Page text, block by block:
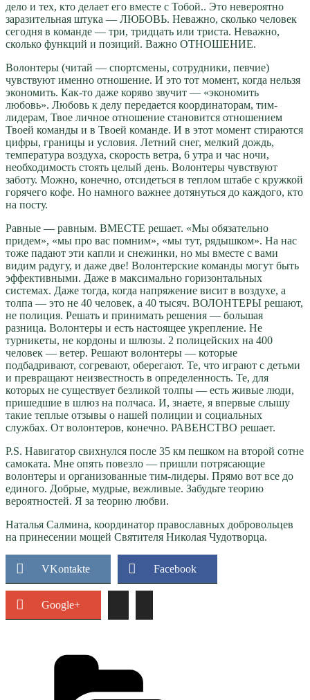
дело и тех, кто делает его вместе с Тобой.. Это невероятно
заразительная штука — ЛЮБОВЬ. Неважно, сколько человек
сегодня в команде — три, тридцать или триста. Неважно,
сколько функций и позиций. Важно ОТНОШЕНИЕ.
Волонтеры (читай — спортсмены, сотрудники, певчие)
чувствуют именно отношение. И это тот момент, когда нельзя
экономить. Как-то даже коряво звучит — «экономить
любовь». Любовь к делу передается координаторам, тим-
лидерам, Твое личное отношение становится отношением
Твоей команды и в Твоей команде. И в этот момент стираются
цифры, границы и условия. Летний снег, мелкий дождь,
температура воздуха, скорость ветра, 6 утра и час ночи,
необходимость стоять целый день. Волонтеры чувствуют
заботу. Можно, конечно, отсидеться в теплом штабе с кружкой
горячего кофе. Но намного важнее дотянуться до каждого, кто
на посту.
Равные — равным. ВМЕСТЕ решает. «Мы обязательно
придем», «мы про вас помним», «мы тут, рядышком». На нас
тоже падают эти капли и снежинки, но мы вместе с вами
видим радугу, и даже две! Волонтерские команды могут быть
эффективными. Даже в максимально горизонтальных
системах. Даже тогда, когда напряжение висит в воздухе, а
толпа — это не 40 человек, а 40 тысяч. ВОЛОНТЕРЫ решают,
не полиция. Решать и принимать решения — большая
разница. Волонтеры и есть настоящее укрепление. Не
турникеты, не кордоны и шлюзы. 2 полицейских на 400
человек — ветер. Решают волонтеры — которые
подбадривают, согревают, оберегают. Те, что играют с детьми
и превращают неизвестность в определенность. Те, для
которых не существует безликой толпы — есть живые люди,
пришедшие в шлюз на полчаса. И, знаете, я впервые слышу
такие теплые отзывы о нашей полиции и социальных
службах. От волонтеров, конечно. РАВЕНСТВО решает.
P.S. Навигатор свихнулся после 35 км пешком на второй сотне
самоката. Мне опять повезло — пришли потрясающие
волонтеры и организованные тим-лидеры. Прямо вот все до
единого. Добрые, мудрые, вежливые. Забудьте теорию
вероятностей. Я за теорию любви.
Наталья Салмина, координатор православных добровольцев
на принесении мощей Святителя Николая Чудотворца.
VKontakte Facebook
Google+